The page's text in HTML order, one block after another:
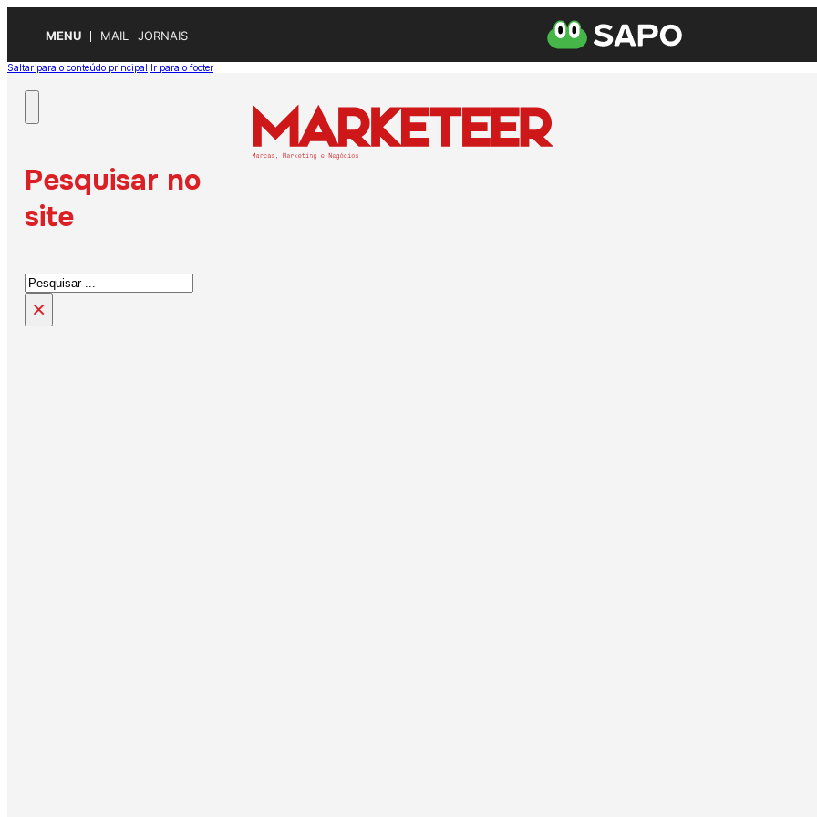
MENU MAIL JORNAIS
Saltar para o conteúdo principal Ir para o footer
Pesquisar no
site
Pesquisar
×